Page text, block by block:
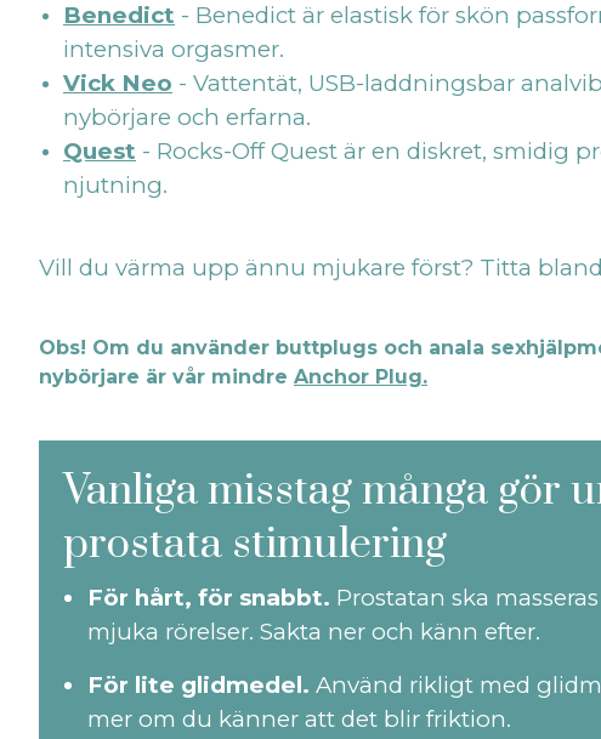
Benedict - Benedict är elastisk för skön
intensiva orgasmer.
Vick Neo - Vattentät, USB-laddningsbar
nybörjare och erfarna.
Quest - Rocks-Off Quest är en diskret, smidig
njutning.
Vill du värma upp ännu mjukare först? Titta
Obs! Om du använder buttplugs och anala
nybörjare är vår mindre Anchor Plug.
Vanliga misstag många gör
prostata stimulering
För hårt, för snabbt. Prostatan ska
mjuka rörelser. Sakta ner och känn efter.
För lite glidmedel. Använd rikligt med
mer om du känner att det blir friktion.